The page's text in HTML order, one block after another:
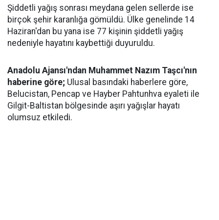
Şiddetli yağış sonrası meydana gelen sellerde ise
birçok şehir karanlığa gömüldü. Ülke genelinde 14
Haziran'dan bu yana ise 77 kişinin şiddetli yağış
nedeniyle hayatını kaybettiği duyuruldu.
Anadolu Ajansı'ndan Muhammet Nazım Taşcı'nın
haberine göre; Ulusal basındaki haberlere göre,
Belucistan, Pencap ve Hayber Pahtunhva eyaleti ile
Gilgit-Baltistan bölgesinde aşırı yağışlar hayatı
olumsuz etkiledi.